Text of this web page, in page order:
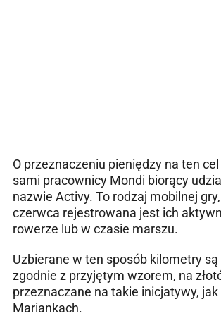
O przeznaczeniu pieniędzy na ten
sami pracownicy Mondi biorący
nazwie Activy. To rodzaj mobilnej
czerwca rejestrowana jest ich
rowerze lub w czasie marszu.
Uzbierane w ten sposób kilometry
zgodnie z przyjętym wzorem, na
przeznaczane na takie inicjatywy, jak
Mariankach.